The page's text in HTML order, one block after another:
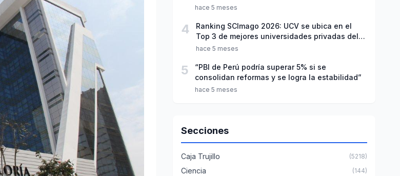
de inicio del año escolar 2026
hace 5 meses
4
Ranking SCImago 2026: UCV se ubica en el
Top 3 de mejores universidades privadas del
Perú
hace 5 meses
5
“PBI de Perú podría superar 5% si se
consolidan reformas y se logra la estabilidad”
hace 5 meses
Secciones
Caja Trujillo (5218)
Ciencia (144)